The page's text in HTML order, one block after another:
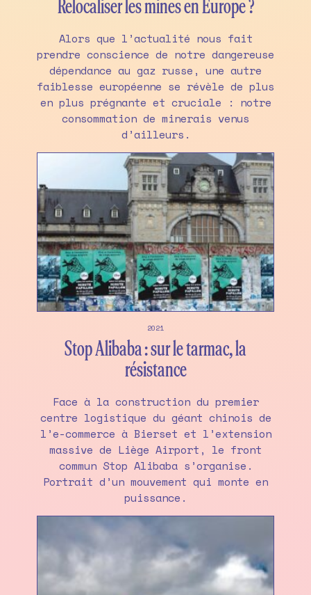
Relocaliser les mines en Europe ?
Alors que l’actualité nous fait
prendre conscience de notre dangereuse
dépendance au gaz russe, une autre
faiblesse européenne se révèle de plus
en plus prégnante et cruciale : notre
consommation de minerais venus
d’ailleurs.
2021
Stop Alibaba : sur le tarmac, la
résistance
Face à la construction du premier
centre logistique du géant chinois de
l’e-commerce à Bierset et l’extension
massive de Liège Airport, le front
commun Stop Alibaba s’organise.
Portrait d’un mouvement qui monte en
puissance.